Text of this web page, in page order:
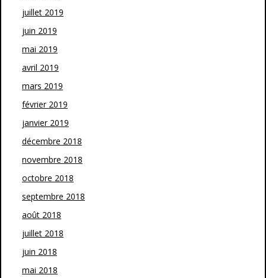
juillet 2019
juin 2019
mai 2019
avril 2019
mars 2019
février 2019
janvier 2019
décembre 2018
novembre 2018
octobre 2018
septembre 2018
août 2018
juillet 2018
juin 2018
mai 2018